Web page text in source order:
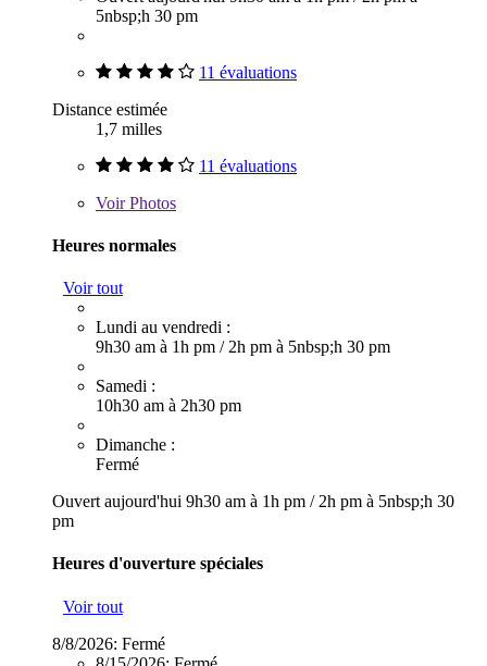
5nbsp;h 30 pm
11 évaluations
Distance estimée
1,7 milles
11 évaluations
VoirPhotos
Heures normales
Voir tout
Lundi au vendredi :
9h30 am à 1h pm / 2h pm à 5nbsp;h 30 pm
Samedi :
10h30 am à 2h30 pm
Dimanche :
Fermé
Ouvert aujourd'hui 9h30 am à 1h pm / 2h pm à 5nbsp;h 30
pm
Heures d'ouverture spéciales
Voir tout
8/8/2026: Fermé